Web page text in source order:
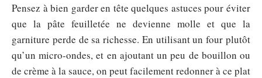
Pensez à bien garder en tête quelques astuces pour éviter
que la pâte feuilletée ne devienne molle et que la
garniture perde de sa richesse. En utilisant un four plutôt
qu’un micro-ondes, et en ajoutant un peu de bouillon ou
de crème à la sauce, on peut facilement redonner à ce plat